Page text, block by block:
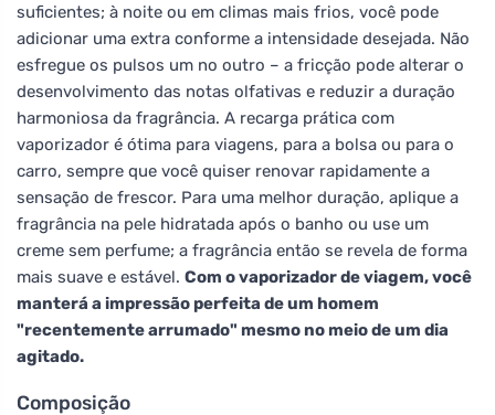
suficientes; à noite ou em climas mais frios, você pode
adicionar uma extra conforme a intensidade desejada. Não
esfregue os pulsos um no outro – a fricção pode alterar o
desenvolvimento das notas olfativas e reduzir a duração
harmoniosa da fragrância. A recarga prática com
vaporizador é ótima para viagens, para a bolsa ou para o
carro, sempre que você quiser renovar rapidamente a
sensação de frescor. Para uma melhor duração, aplique a
fragrância na pele hidratada após o banho ou use um
creme sem perfume; a fragrância então se revela de forma
mais suave e estável. Com o vaporizador de viagem, você
manterá a impressão perfeita de um homem
"recentemente arrumado" mesmo no meio de um dia
agitado.
Composição